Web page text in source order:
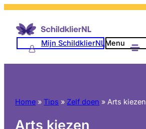
naar
Mijn SchildklierNLMenu
Home » Tips » Zelf doen »Arts kiezen
Arts kiezen